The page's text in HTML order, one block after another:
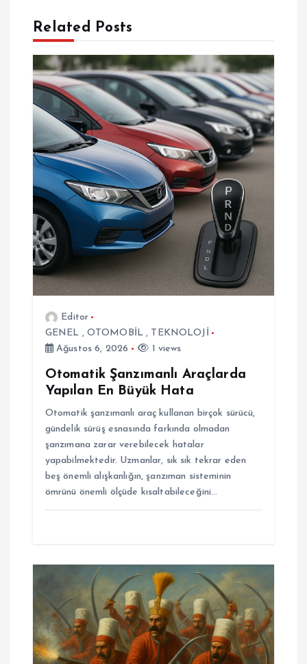
g
e
z
n
m
e
s
Related Posts
Editor
GENEL , OTOMOBİL , TEKNOLOJİ
Ağustos 6, 2026
1 views
Otomatik Şanzımanlı Araçlarda
Yapılan En Büyük Hata
Otomatik şanzımanlı araç kullanan birçok sürücü,
gündelik sürüş esnasında farkında olmadan
şanzımana zarar verebilecek hatalar
yapabilmektedir. Uzmanlar, sık sık tekrar eden
beş önemli alışkanlığın, şanzıman sisteminin
ömrünü önemli ölçüde kısaltabileceğini…